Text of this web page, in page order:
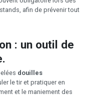
afin de prévenir tout
: un outil de
douilles
le tir et pratiquer en
et le maniement des